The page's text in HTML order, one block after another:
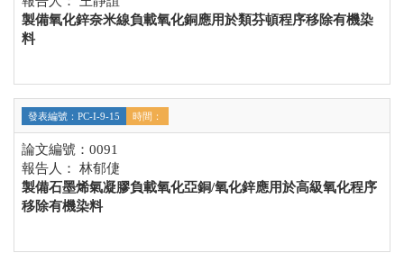
製備氧化鋅奈米線負載氧化銅應用於類芬頓程序移除有機染
料
發表編號：PC-I-9-15 時間：
論文編號：0091
報告人： 林郁倢
製備石墨烯氣凝膠負載氧化亞銅/氧化鋅應用於高級氧化程序
移除有機染料